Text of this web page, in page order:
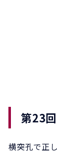
第23
横突孔で正